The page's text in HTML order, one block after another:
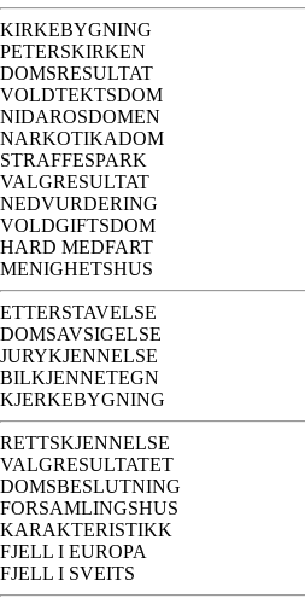
KIRKEBYGNING
PETERSKIRKEN
DOMSRESULTAT
VOLDTEKTSDOM
NIDAROSDOMEN
NARKOTIKADOM
STRAFFESPARK
VALGRESULTAT
NEDVURDERING
VOLDGIFTSDOM
HARD MEDFART
MENIGHETSHUS
ETTERSTAVELSE
DOMSAVSIGELSE
JURYKJENNELSE
BILKJENNETEGN
KJERKEBYGNING
RETTSKJENNELSE
VALGRESULTATET
DOMSBESLUTNING
FORSAMLINGSHUS
KARAKTERISTIKK
FJELL I EUROPA
FJELL I SVEITS